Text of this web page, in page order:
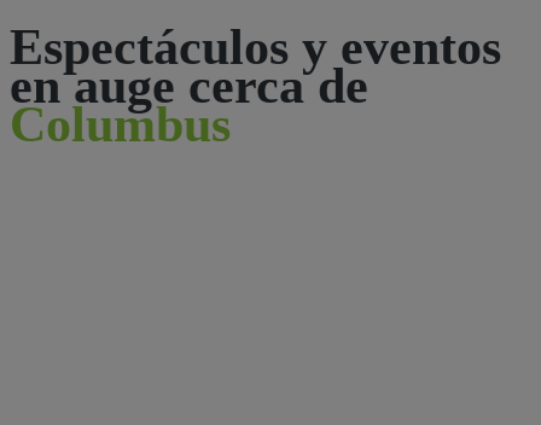
Espectáculos y eventos
en auge cerca de
Columbus